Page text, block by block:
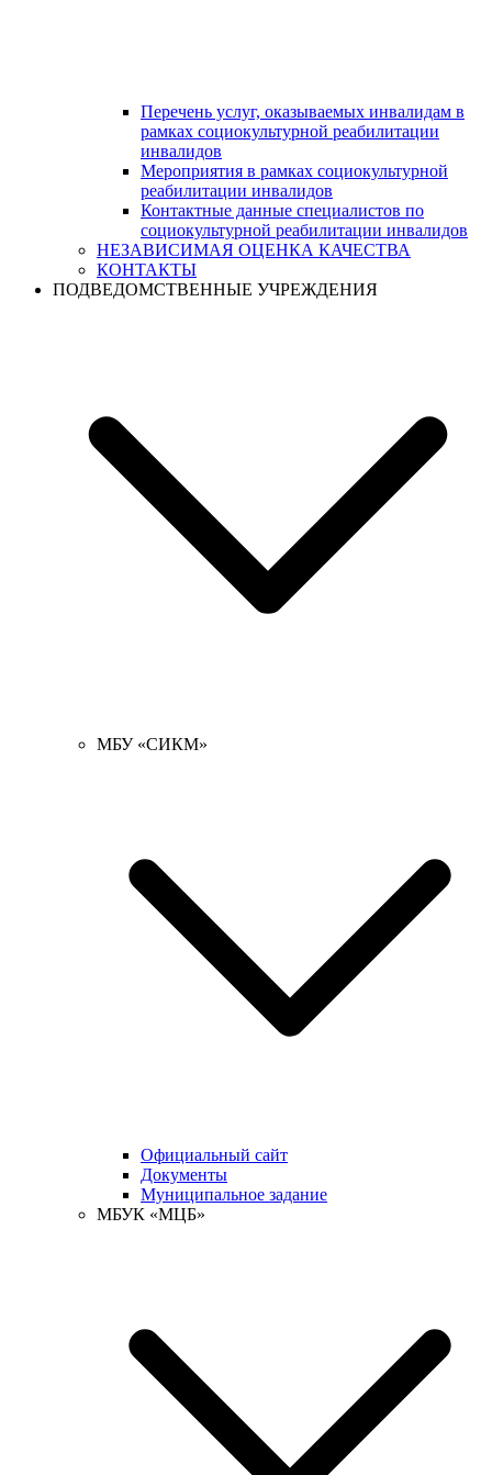
Перечень услуг, оказываемых инвалидам в
рамках социокультурной реабилитации
инвалидов
Мероприятия в рамках социокультурной
реабилитации инвалидов
Контактные данные специалистов по
социокультурной реабилитации инвалидов
НЕЗАВИСИМАЯ ОЦЕНКА КАЧЕСТВА
КОНТАКТЫ
ПОДВЕДОМСТВЕННЫЕ УЧРЕЖДЕНИЯ
МБУ «СИКМ»
Официальный сайт
Документы
Муниципальное задание
МБУК «МЦБ»